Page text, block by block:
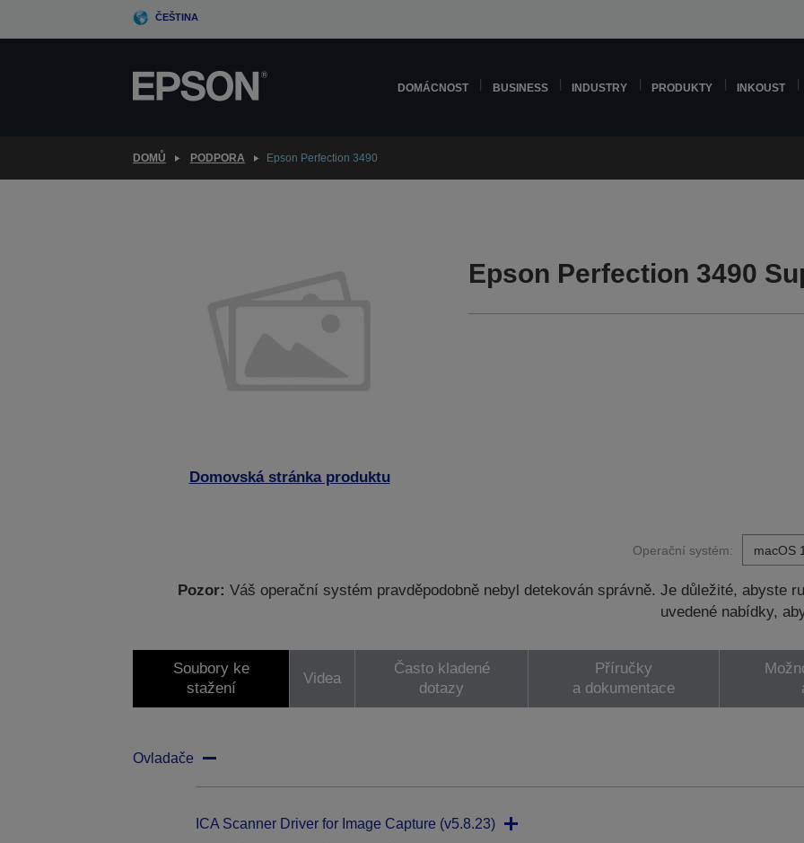
ČEŠTINA
DOMÁCNOST BUSINESS INDUSTRY PRODUKTY INKOUST
DOMŮ PODPORA Epson Perfection 3490
Domovská stránka produktu
Epson Perfection 3490
Operační systém:
Pozor: Váš operační systém pravděpodobně nebyl detekován správně. Je důležité, abyste
uvedené nabídky,
Soubory ke
stažení
Videa
Často kladené
dotazy
Příručky
a dokumentace
Ovladače
ICA Scanner Driver for Image Capture (v5.8.23)